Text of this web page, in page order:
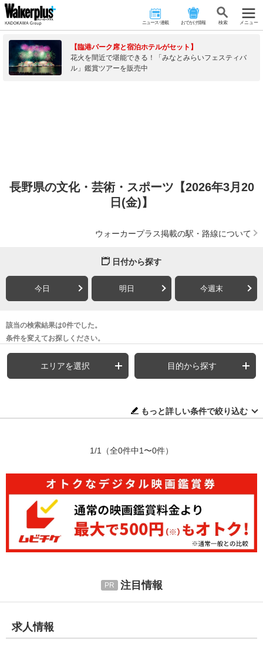
ニュース･連載 おでかけ情報 検 索 メニュー
【臨港パーク席と宿泊ホテルがセット】
花火を間近で堪能できる！「みなとみらいフェスティバ
ル」鑑賞ツアーを販売中
長野県の文化・芸術・スポーツ【2026年3月20
日(金)】
ウォーカープラス掲載の駅・路線について
日付から探す
今日 明日 今週末
該当の検索結果は0件でした。
条件を変えてお探しください。
エリアを選択 目的から探す
もっと詳しい条件で絞り込む
1/1 （全0件中1〜0件）
注目情報
求人情報